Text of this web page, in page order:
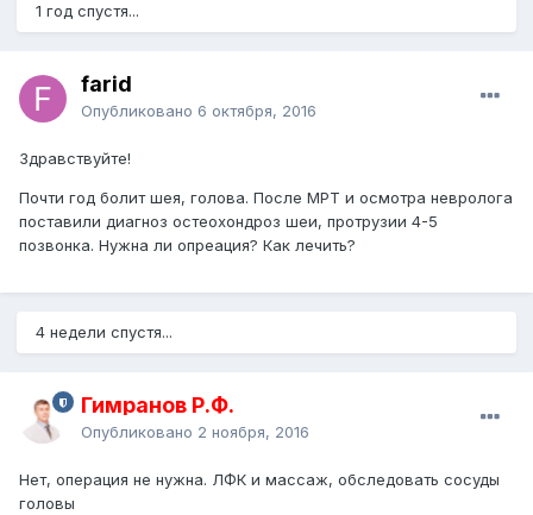
1 год спустя...
farid
Опубликовано 6 октября, 2016
Здравствуйте!
Почти год болит шея, голова. После МРТ и осмотра невролога
поставили диагноз остеохондроз шеи, протрузии 4-5
позвонка. Нужна ли опреация? Как лечить?
4 недели спустя...
Гимранов Р.Ф.
Опубликовано 2 ноября, 2016
Нет, операция не нужна. ЛФК и массаж, обследовать сосуды
головы